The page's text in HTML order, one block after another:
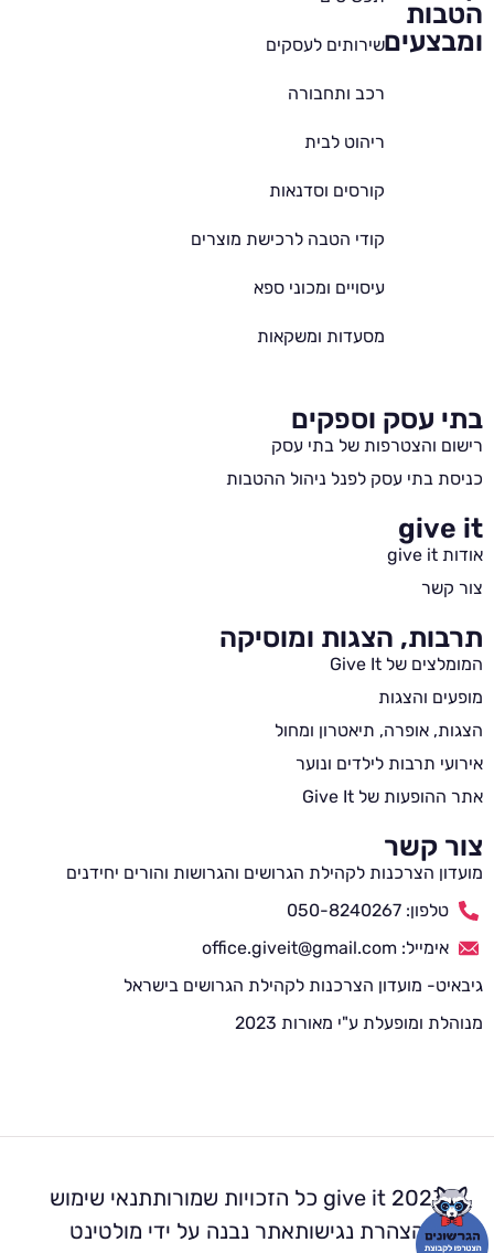
הטבות
ומבצעיםשירותים לעסקים
רכב ותחבורה
ריהוט לבית
קורסים וסדנאות
קודי הטבה לרכישת מוצרים
עיסויים ומכוני ספא
מסעדות ומשקאות
בתי עסק וספקים
רישום והצטרפות של בתי עסק
כניסת בתי עסק לפנל ניהול ההטבות
give it
אודות give it
צור קשר
תרבות, הצגות ומוסיקה
המומלצים של Give It
מופעים והצגות
הצגות, אופרה, תיאטרון ומחול
אירועי תרבות לילדים ונוער
אתר ההופעות של Give It
צור קשר
מועדון הצרכנות לקהילת הגרושים והגרושות והורים יחידנים
טלפון: 050-8240267
אימייל: office.giveit@gmail.com
גיבאיט- מועדון הצרכנות לקהילת הגרושים בישראל
מנוהלת ומופעלת ע"י מאורות 2023
2023 give it כל הזכויות שמורות
תנאי שימוש
הצהרת נגישותאתר נבנה על ידי מולטינט